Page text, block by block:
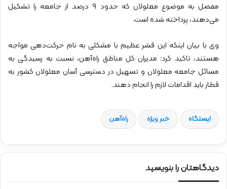
مفصل به موضوع معلولان که حدود ۹ درصد از جامعه را تشکیل
می‌دهند، پرداخته شده است.
وی با بیان اینکه این قشر عظیم با مشکلی به نام حرکت‌دهی مواجه
هستند، تاکید کرد: مدیران کل مناطق راه‌آهن، نسبت به رسیدگی به
مسائل جامعه معلولان و تسهیل در دسترسی آسان معلولان کشور به
قطار باید اقدامات لازم را انجام دهند.
ایستگاه خبر ویژه راه‌آهن
دیدگاهتان را بنویسید